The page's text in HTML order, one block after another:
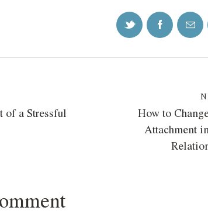
of a Stressful
How to
Attachment